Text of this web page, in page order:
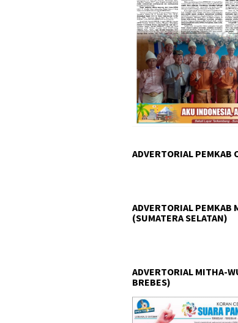
ADVERTORIAL PEMKAB
ADVERTORIAL PEMKAB
(SUMATERA SELATAN)
ADVERTORIAL MITHA-
BREBES)